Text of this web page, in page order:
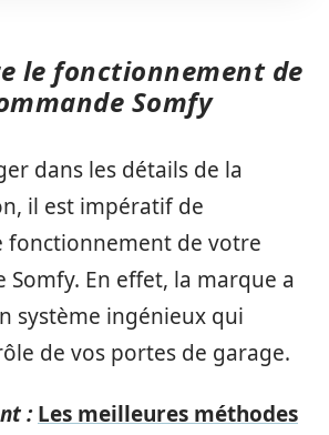
le fonctionnement de
Somfy
dans les détails de la
il est impératif de
fonctionnement de votre
Somfy. En effet, la marque a
système ingénieux qui
de vos portes de garage.
: Les meilleures méthodes